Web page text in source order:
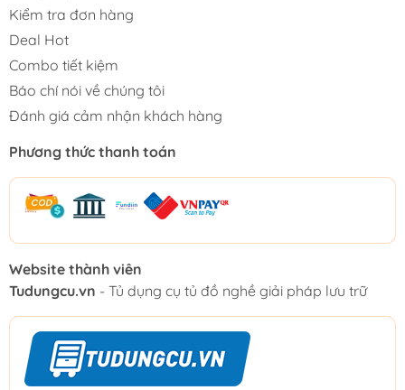
Kiểm tra đơn hàng
Deal Hot
Combo tiết kiệm
Báo chí nói về chúng tôi
Đánh giá cảm nhận khách hàng
Phương thức thanh toán
Website thành viên
Tudungcu.vn - Tủ dụng cụ tủ đồ nghề giải pháp lưu trữ